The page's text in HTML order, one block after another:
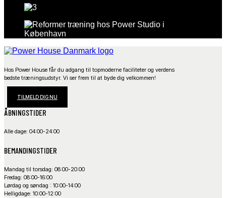
Hos Power House får du adgang til topmoderne faciliteter og verdens
bedste træningsudstyr. Vi ser frem til at byde dig velkommen!
TILMELD DIG NU
ÅBNINGSTIDER
Alle dage: 04:00-24:00
BEMANDINGSTIDER
Mandag til torsdag: 08:00-20:00
Fredag: 08:00-16:00
Lørdag og søndag : 10:00-14:00
Helligdage: 10:00-12:00